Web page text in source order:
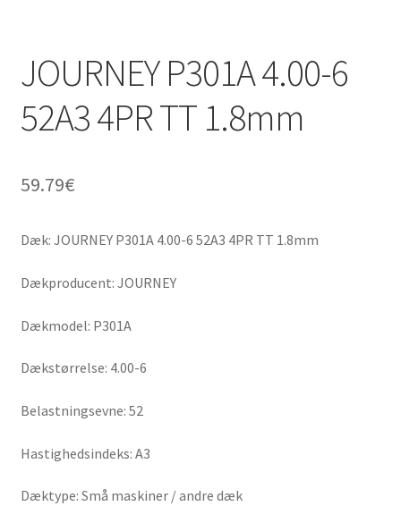
JOURNEY P301A 4.00-6
52A3 4PR TT 1.8mm
59.79€
Dæk: JOURNEY P301A 4.00-6 52A3 4PR TT 1.8mm
Dækproducent: JOURNEY
Dækmodel: P301A
Dækstørrelse: 4.00-6
Belastningsevne: 52
Hastighedsindeks: A3
Dæktype: Små maskiner / andre dæk